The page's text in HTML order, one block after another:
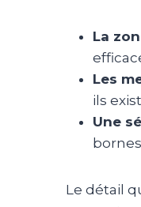
La
Les
ils
Une
Le détail